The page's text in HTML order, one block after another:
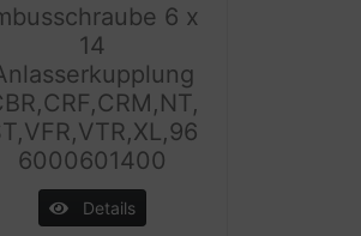
6 x
14
6000601400
Details